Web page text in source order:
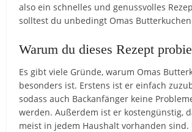
also ein schnelles und genussvolles
solltest du unbedingt Omas
Warum du dieses Rezept
Es gibt viele Gründe, warum Omas
besonders ist. Erstens ist er einfach
sodass auch Backanfänger keine
werden. Außerdem ist er kostengünstig,
meist in jedem Haushalt vorhanden sind.